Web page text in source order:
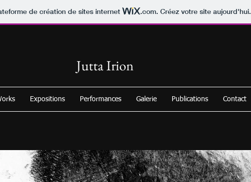
de création de sites internet .com. Créez votre site aujourd'hui.
Jutta Irion
Expositions Performances Galerie Publications Contact